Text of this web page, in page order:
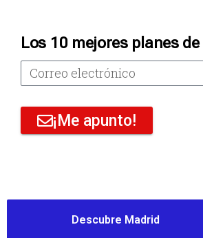
Los 10 mejores planes
¡Me apunto!
Descubre Madrid